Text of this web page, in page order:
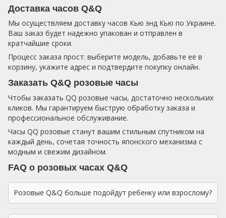
Доставка часов Q&Q
Мы осуществляем доставку часов Кью энд Кью по Украине.
Ваш заказ будет надежно упакован и отправлен в
кратчайшие сроки.
Процесс заказа прост: выберите модель, добавьте её в
корзину, укажите адрес и подтвердите покупку онлайн.
Заказать Q&Q розовые часы
Чтобы заказать QQ розовые часы, достаточно нескольких
кликов. Мы гарантируем быструю обработку заказа и
профессиональное обслуживание.
Часы QQ розовые станут вашим стильным спутником на
каждый день, сочетая точность японского механизма с
модным и свежим дизайном.
FAQ о розовых часах Q&Q
Розовые Q&Q больше подойдут ребенку или взрослому?